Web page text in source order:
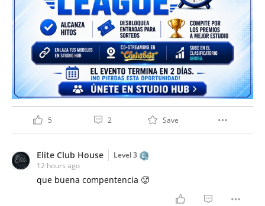
5 2 Save
Elite Club House
Level 3
12 hours ago
que buena compentencia 🥵